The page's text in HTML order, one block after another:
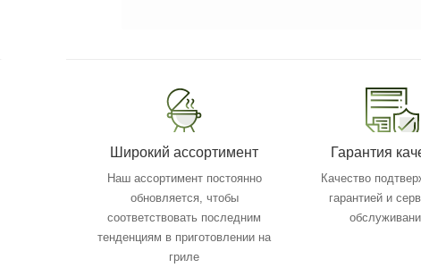
Широкий ассортимент
Наш ассортимент постоянно
обновляется, чтобы
соответствовать последним
тенденциям в приготовлении на
гриле
Гарантия
Качество
гарантией и